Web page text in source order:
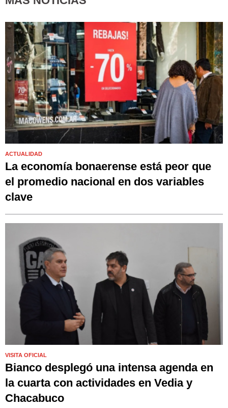
ACTUALIDAD
La economía bonaerense está peor que
el promedio nacional en dos variables
clave
VISITA OFICIAL
Bianco desplegó una intensa agenda en
la cuarta con actividades en Vedia y
Chacabuco